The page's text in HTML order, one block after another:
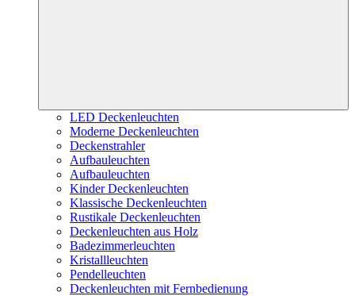
LED Deckenleuchten
Moderne Deckenleuchten
Deckenstrahler
Aufbauleuchten
Aufbauleuchten
Kinder Deckenleuchten
Klassische Deckenleuchten
Rustikale Deckenleuchten
Deckenleuchten aus Holz
Badezimmerleuchten
Kristallleuchten
Pendelleuchten
Deckenleuchten mit Fernbedienung